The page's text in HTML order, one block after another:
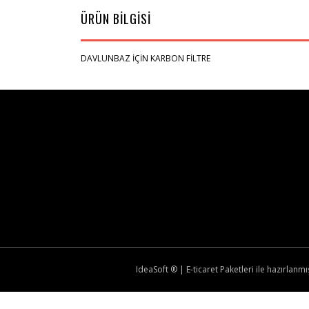
ÜRÜN BİLGİSİ
DAVLUNBAZ İÇİN KARBON FİLTRE
IdeaSoft ® | E-ticaret Paketleri ile